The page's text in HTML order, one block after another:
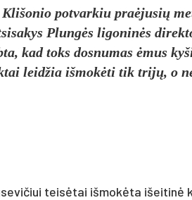
po­tvar­kiu pra­ėju­sių
Plungės li­go­ninės
kad toks dos­nu­mas ėmus
leid­žia iš­mokė­ti tik trijų, o
teisė­tai iš­mokė­ta išei­tinė